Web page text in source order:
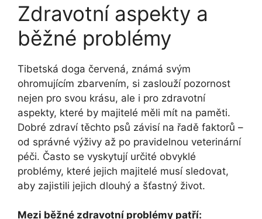
Zdravotní aspekty a
běžné problémy
Tibetská doga červená, známá svým
ohromujícím zbarvením, si zaslouží pozornost
nejen pro svou krásu, ale i pro zdravotní
aspekty, které by majitelé měli mít na paměti.
Dobré zdraví těchto psů závisí na řadě faktorů –
od správné výživy až po pravidelnou veterinární
péči. Často se vyskytují určité obvyklé
problémy, které jejich majitelé musí sledovat,
aby zajistili jejich dlouhý a šťastný život.
Mezi běžné zdravotní problémy patří: